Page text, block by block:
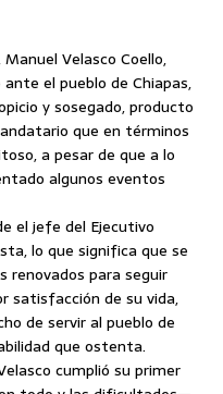
Velasco Coello,
el pueblo de Chiapas,
y sosegado, producto
que en términos
a pesar de que a lo
algunos eventos
el jefe del Ejecutivo
lo que significa que se
renovados para seguir
satisfacción de su vida,
de servir al pueblo de
que ostenta.
cumplió su primer